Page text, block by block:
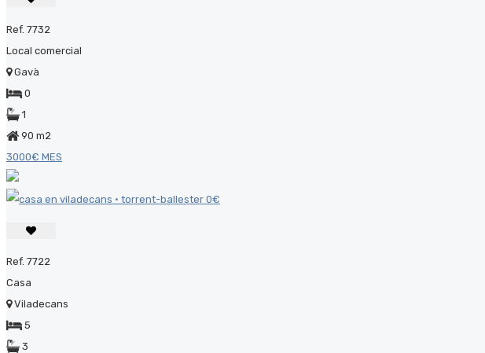
Ref. 7732
Local comercial
Gavà
0
1
90 m2
3000€ MES
Ref. 7722
Casa
Viladecans
5
3